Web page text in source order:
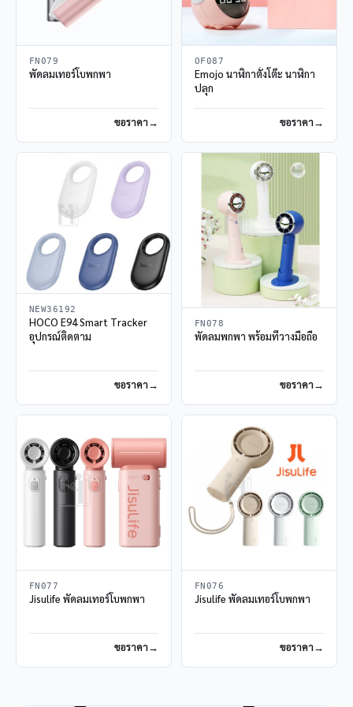
FN079
พัดลมเทอร์โบพกพา
ขอราคา
OF087
Emojo นาฬิกาตั้งโต๊ะ นาฬิกา
ปลุก
ขอราคา
NEW36192
HOCO E94 Smart Tracker
อุปกรณ์ติดตาม
ขอราคา
FN078
พัดลมพกพา พร้อมที่วางมือถือ
ขอราคา
FN077
Jisulife พัดลมเทอร์โบพกพา
ขอราคา
FN076
Jisulife พัดลมเทอร์โบพกพา
ขอราคา